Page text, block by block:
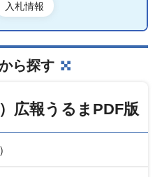
入札情報
ら探す
広報うるまPDF版